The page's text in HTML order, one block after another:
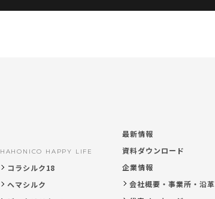
HAHONICO HAPPY LIFE
コラシルク18
ヘマシルク
最新情報
資料ダウンロード
企業情報
会社概要・事業所・沿革